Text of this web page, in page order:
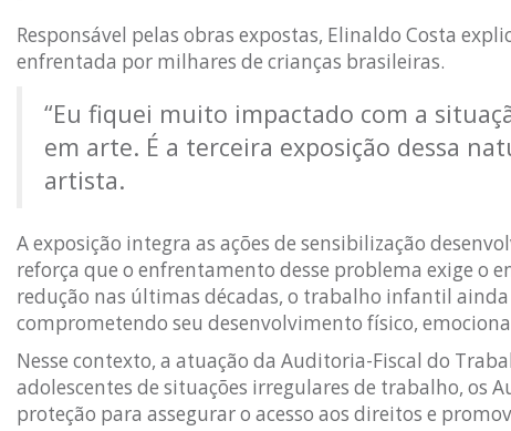
Responsável pelas obras expostas, Elinaldo Costa
enfrentada por milhares de crianças brasileiras.
“Eu fiquei muito impactado com a
em arte. É a terceira exposição dessa
artista.
A exposição integra as ações de sensibilização
reforça que o enfrentamento desse problema exige o
redução nas últimas décadas, o trabalho infantil
comprometendo seu desenvolvimento físico,
Nesse contexto, a atuação da Auditoria-Fiscal do
adolescentes de situações irregulares de trabalho, os
proteção para assegurar o acesso aos direitos e